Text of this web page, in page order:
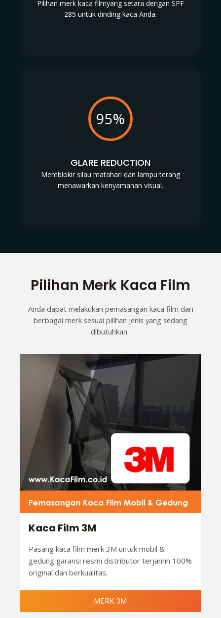
Pilihan merk kaca filmyang setara dengan SPF
285 untuk dinding kaca Anda.
95%
GLARE REDUCTION
Memblokir silau matahari dan lampu terang
menawarkan kenyamanan visual.
Pilihan Merk Kaca Film
Anda dapat melakukan pemasangan kaca film dari
berbagai merk sesuai pilihan jenis yang sedang
dibutuhkan.
Kaca Film 3M
Pasang kaca film merk 3M untuk mobil &
gedung garansi resmi distributor terjamin 100%
original dan berkualitas.
MERK 3M